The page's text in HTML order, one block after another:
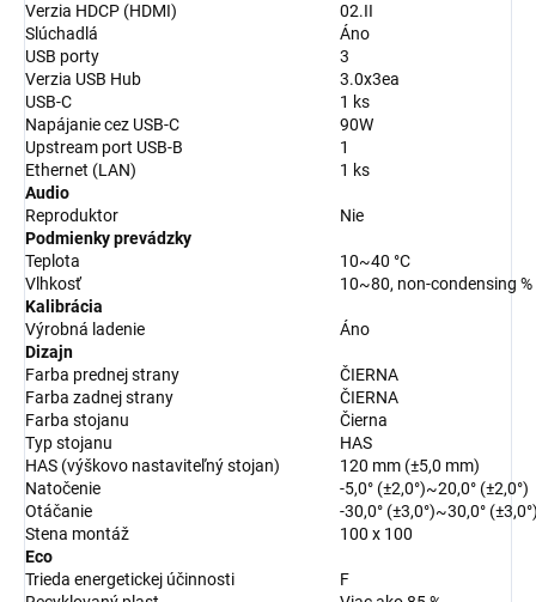
Verzia HDCP (HDMI)
02.II
Slúchadlá
Áno
USB porty
3
Verzia USB Hub
3.0x3ea
USB-C
1 ks
Napájanie cez USB-C
90W
Upstream port USB-B
1
Ethernet (LAN)
1 ks
Audio
Reproduktor
Nie
Podmienky prevádzky
Teplota
10~40 °C
Vlhkosť
10~80, non-condensing %
Kalibrácia
Výrobná ladenie
Áno
Dizajn
Farba prednej strany
ČIERNA
Farba zadnej strany
ČIERNA
Farba stojanu
Čierna
Typ stojanu
HAS
HAS (výškovo nastaviteľný stojan)
120 mm (±5,0 mm)
Natočenie
-5,0° (±2,0°)~20,0° (±2,0°)
Otáčanie
-30,0° (±3,0°)~30,0°
Stena montáž
100 x 100
Eco
Trieda energetickej účinnosti
F